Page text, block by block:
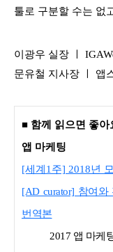
툴로 구분할 수는 없
이광우 실장 ㅣ
문유철 지사장 ㅣ 앱
■ 함께 읽으면 좋아
앱 마케팅
[세계1주] 2018년
[AD curator] 참여
번역본
2017 앱 마케